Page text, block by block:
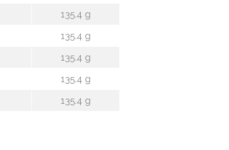
135.4 g
135.4 g
135.4 g
135.4 g
135.4 g